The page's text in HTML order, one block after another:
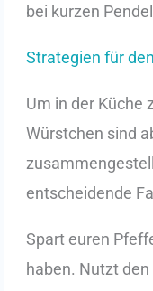
bei kurzen
Strategien für
Um in der Küche
Würstchen sind
entscheidende
Spart euren
haben. Nutzt